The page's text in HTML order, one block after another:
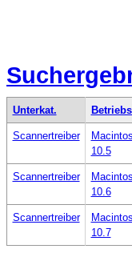
Unterkat.
Scannertreiber
10.5
Scannertreiber
10.6
Scannertreiber
10.7